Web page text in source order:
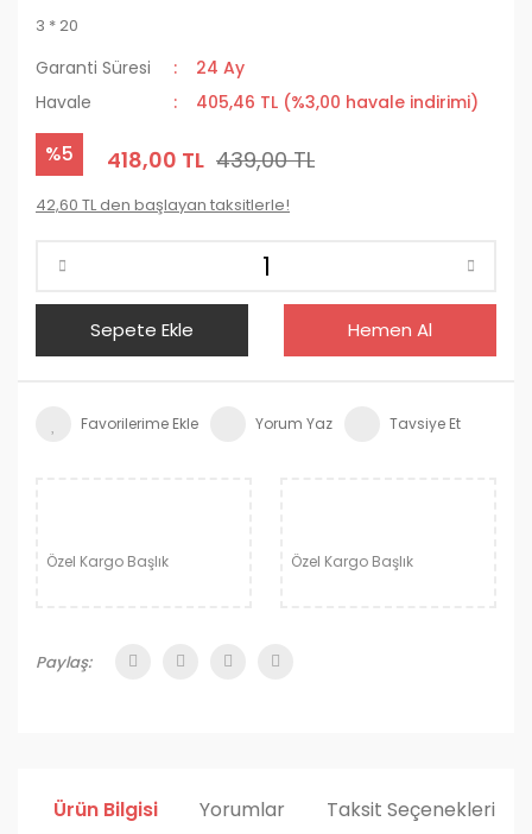
3 * 20
Garanti Süresi
24 Ay
Havale
405,46 TL (%3,00 havale indirimi)
%5 418,00 TL 439,00 TL
42,60 TL den başlayan taksitlerle!
Sepete Ekle Hemen Al
Yorum Yaz Tavsiye Et
Özel Kargo Başlık Özel Kargo Başlık
Paylaş:
Ürün Bilgisi Yorumlar Taksit Seçenekleri